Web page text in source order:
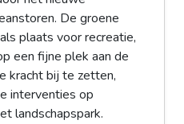
De groene
plaats voor recreatie,
een fijne plek aan de
kracht bij te zetten,
interventies op
landschapspark.